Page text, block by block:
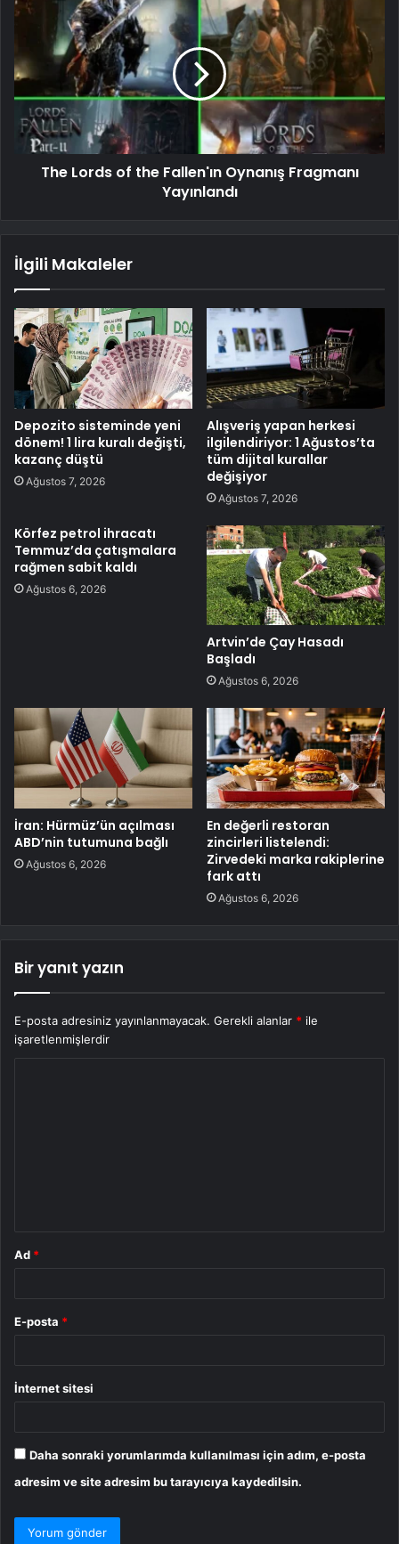
The Lords of the Fallen'ın Oynanış Fragmanı
Yayınlandı
İlgili Makaleler
Depozito sisteminde yeni
dönem! 1 lira kuralı değişti,
kazanç düştü
Ağustos 7, 2026
Alışveriş yapan herkesi
ilgilendiriyor: 1 Ağustos’ta
tüm dijital kurallar
değişiyor
Ağustos 7, 2026
Körfez petrol ihracatı
Temmuz’da çatışmalara
rağmen sabit kaldı
Ağustos 6, 2026
Artvin’de Çay Hasadı
Başladı
Ağustos 6, 2026
İran: Hürmüz’ün açılması
ABD’nin tutumuna bağlı
Ağustos 6, 2026
En değerli restoran
zincirleri listelendi:
Zirvedeki marka rakiplerine
fark attı
Ağustos 6, 2026
Bir yanıt yazın
E-posta adresiniz yayınlanmayacak. Gerekli alanlar * ile
işaretlenmişlerdir
Ad *
E-posta *
İnternet sitesi
Daha sonraki yorumlarımda kullanılması için adım, e-posta
adresim ve site adresim bu tarayıcıya kaydedilsin.